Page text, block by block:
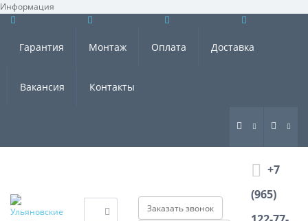
Информация ×
Гарантия Монтаж Оплата Доставка
Вакансия Контакты
Заказать звонок
+7
(965)